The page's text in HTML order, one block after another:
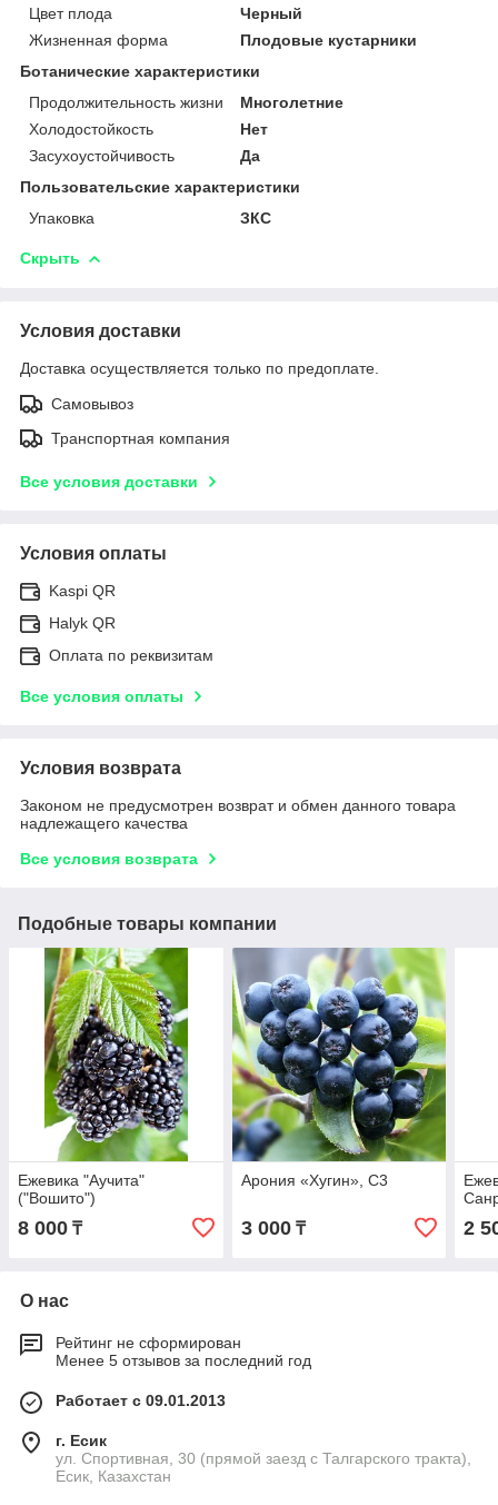
Цвет плода
Черный
Жизненная форма
Плодовые кустарники
Ботанические характеристики
Продолжительность жизни
Многолетние
Холодостойкость
Нет
Засухоустойчивость
Да
Пользовательские характеристики
Упаковка
ЗКС
Скрыть
Условия доставки
Доставка осуществляется только по предоплате.
Самовывоз
Транспортная компания
Все условия доставки
Условия оплаты
Kaspi QR
Halyk QR
Оплата по реквизитам
Все условия оплаты
Условия возврата
Законом не предусмотрен возврат и обмен данного товара
надлежащего качества
Все условия возврата
Подобные товары компании
Ежевика "Аучита"
("Вошито")
8 000 ₸
Арония «Хугин», С3
3 000₸ 2
О нас
Рейтинг не сформирован
Менее 5 отзывов за последний год
Работает с 09.01.2013
г. Есик
ул. Спортивная, 30 (прямой заезд с Талгарского тракта),
Есик, Казахстан